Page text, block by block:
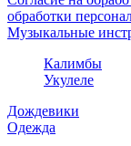
обработки
Музыкальные
Калимбы
Укулеле
Дождевики
Одежда